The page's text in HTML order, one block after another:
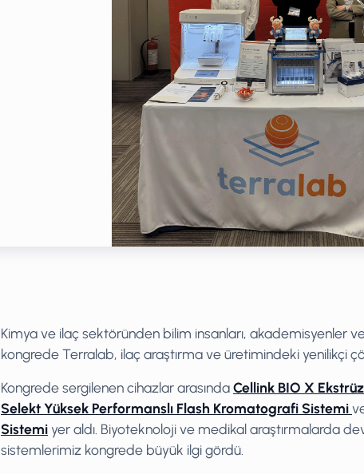
Kimya ve ilaç sektöründen bilim insanları, akademisyenler
kongrede Terralab, ilaç araştırma ve üretimindeki yenilikçi
Kongrede sergilenen cihazlar arasındaCellink BIO X
Selekt Yüksek Performanslı Flash Kromatografi Sistemi
Sistemi yer aldı. Biyoteknoloji ve medikal araştırmalarda
sistemlerimiz kongrede büyük ilgi gördü.